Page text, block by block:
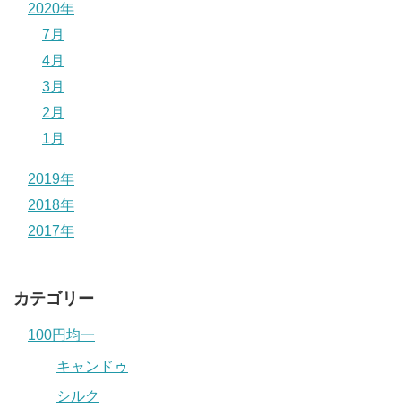
2020年
7月
4月
3月
2月
1月
2019年
2018年
2017年
カテゴリー
100円均一
キャンドゥ
シルク